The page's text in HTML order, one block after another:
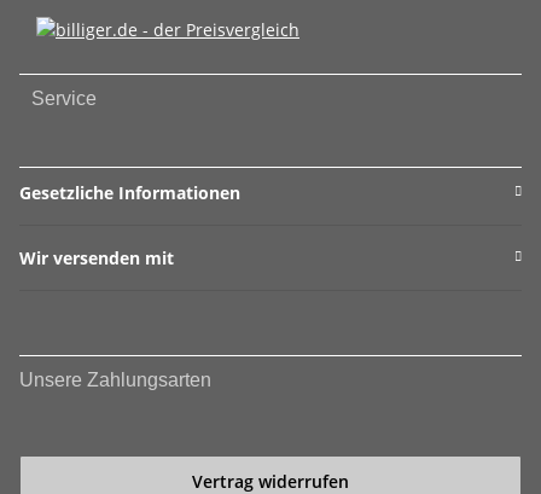
Service
Gesetzliche Informationen
Wir versenden mit
Unsere Zahlungsarten
Vertrag widerrufen